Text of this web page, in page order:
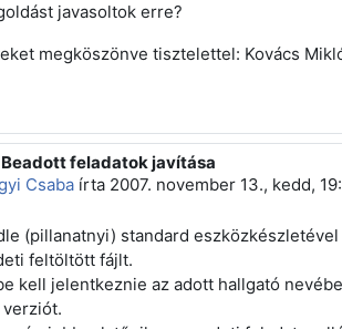
javasoltok erre?
megköszönve tisztelettel: Kovács
Törölt felhasználó
feladatok javítása
Csaba írta 2007. november 13., kedd,
(pillanatnyi) standard
feltöltött fájlt.
kell jelentkeznie az adott hallgató